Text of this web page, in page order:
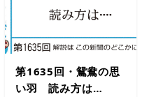
第1635回・鴛鴦の思
い羽 読み方は…